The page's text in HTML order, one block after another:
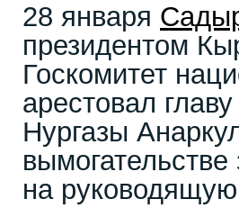
28 января
президентом
Госкомитет
арестовал
Нургазы
на